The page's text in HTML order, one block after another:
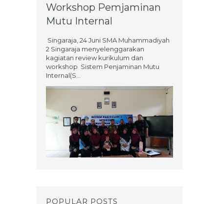
Workshop Pemjaminan
Mutu Internal
Singaraja, 24 Juni SMA Muhammadiyah
2 Singaraja menyelenggarakan
kagiatan review kurikulum dan
workshop Sistem Penjaminan Mutu
Internal(S...
POPULAR POSTS